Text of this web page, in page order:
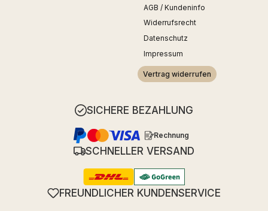
AGB / Kundeninfo
Widerrufsrecht
Datenschutz
Impressum
Vertrag widerrufen
SICHERE BEZAHLUNG
Rechnung
SCHNELLER VERSAND
FREUNDLICHER KUNDENSERVICE